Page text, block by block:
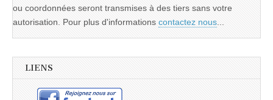
ou coordonnées seront transmises à des tiers sans votre
autorisation. Pour plus d'informations contactez nous...
LIENS